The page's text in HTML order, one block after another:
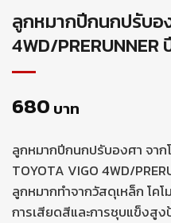
ลูกหมากปีกนกปรับอ
4WD/
680 บาท
ลูกหมากปีกนกปรับองศา จาก
TOYOTA VIGO 4WD/
ลูกหมากทำจากวัสดุเหล็ก โ
การเสียดสีและการชุบแข็งสู